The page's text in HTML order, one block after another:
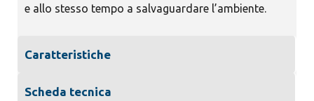
e allo stesso tempo a salvaguardare l’ambiente.
Caratteristiche
Scheda tecnica